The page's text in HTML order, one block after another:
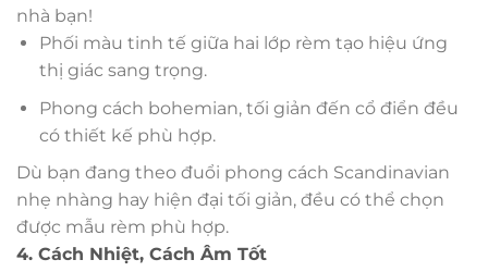
nhà bạn!
Phối màu tinh tế giữa hai lớp rèm tạo hiệu ứng
thị giác sang trọng.
Phong cách bohemian, tối giản đến cổ điển đều
có thiết kế phù hợp.
Dù bạn đang theo đuổi phong cách Scandinavian
nhẹ nhàng hay hiện đại tối giản, đều có thể chọn
được mẫu rèm phù hợp.
4. Cách Nhiệt, Cách Âm Tốt